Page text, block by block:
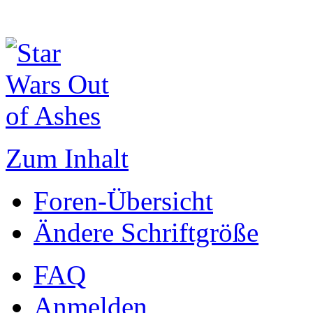
Zum Inhalt
Foren-Übersicht
Ändere Schriftgröße
FAQ
Anmelden